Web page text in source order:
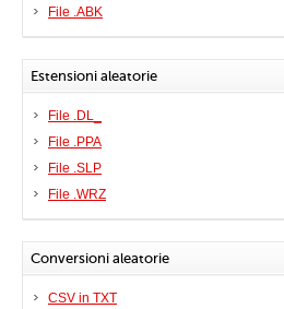
File .ABK
Estensioni aleatorie
File .DL_
File .PPA
File .SLP
File .WRZ
Conversioni aleatorie
CSV in TXT